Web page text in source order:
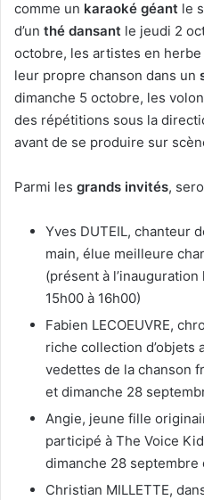
comme un karaoké géant le
d’un thé dansant le jeudi 2
octobre, les artistes en
leur propre chanson dans un
dimanche 5 octobre, les
des répétitions sous la
avant de se produire sur
Parmi les grands invités,
Yves DUTEIL, chanteur
main, élue meilleure
(présent à
15h00 à 16h00)
Fabien LECOEUVRE,
riche collection d’objets
vedettes de la chanson
et dimanche 28
Angie, jeune fille
participé à The Voice
dimanche 28 septembre
Christian MILLETTE,